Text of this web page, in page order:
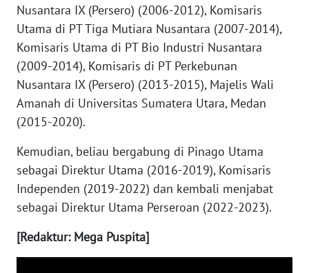
Nusantara IX (Persero) (2006-2012), Komisaris
Utama di PT Tiga Mutiara Nusantara (2007-2014),
Komisaris Utama di PT Bio Industri Nusantara
(2009-2014), Komisaris di PT Perkebunan
Nusantara IX (Persero) (2013-2015), Majelis Wali
Amanah di Universitas Sumatera Utara, Medan
(2015-2020).
Kemudian, beliau bergabung di Pinago Utama
sebagai Direktur Utama (2016-2019), Komisaris
Independen (2019-2022) dan kembali menjabat
sebagai Direktur Utama Perseroan (2022-2023).
[Redaktur: Mega Puspita]
WN
RIAU
WN
JAMBI
SULTRA
WN